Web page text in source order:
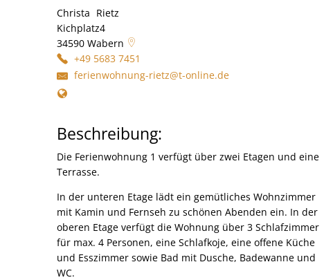
Christa Rietz
Kichplatz4
34590 Wabern
+49 5683 7451
ferienwohnung-rietz@t-online.de
Beschreibung:
Die Ferienwohnung 1 verfügt über zwei Etagen und eine
Terrasse.
In der unteren Etage lädt ein gemütliches Wohnzimmer
mit Kamin und Fernseh zu schönen Abenden ein. In der
oberen Etage verfügt die Wohnung über 3 Schlafzimmer
für max. 4 Personen, eine Schlafkoje, eine offene Küche
und Esszimmer sowie Bad mit Dusche, Badewanne und
WC.